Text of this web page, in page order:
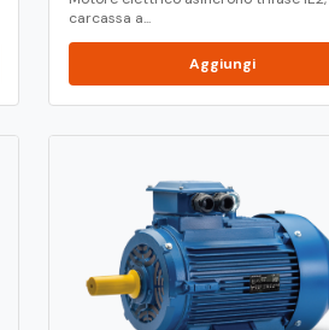
carcassa a...
Aggiungi